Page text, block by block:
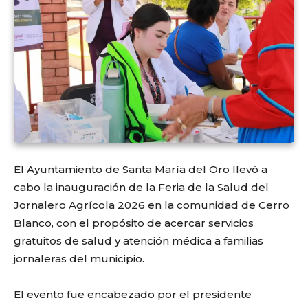
El Ayuntamiento de Santa María del Oro llevó a
cabo la inauguración de la Feria de la Salud del
Jornalero Agrícola 2026 en la comunidad de Cerro
Blanco, con el propósito de acercar servicios
gratuitos de salud y atención médica a familias
jornaleras del municipio.
El evento fue encabezado por el presidente